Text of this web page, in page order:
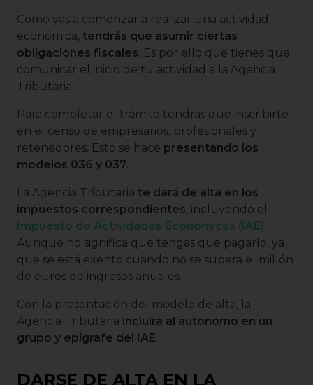
Como vas a comenzar a realizar una actividad
económica, tendrás que asumir ciertas
obligaciones fiscales. Es por ello que tienes que
comunicar el inicio de tu actividad a la Agencia
Tributaria.
Para completar el trámite tendrás que inscribirte
en el censo de empresarios, profesionales y
retenedores. Esto se hace presentando los
modelos 036 y 037.
La Agencia Tributaria te dará de alta en los
impuestos correspondientes, incluyendo el
Impuesto de Actividades Económicas (IAE).
Aunque no significa que tengas que pagarlo, ya
que se está exento cuando no se supera el millón
de euros de ingresos anuales.
Con la presentación del modelo de alta, la
Agencia Tributaria incluirá al autónomo en un
grupo y epígrafe del IAE.
DARSE DE ALTA EN LA